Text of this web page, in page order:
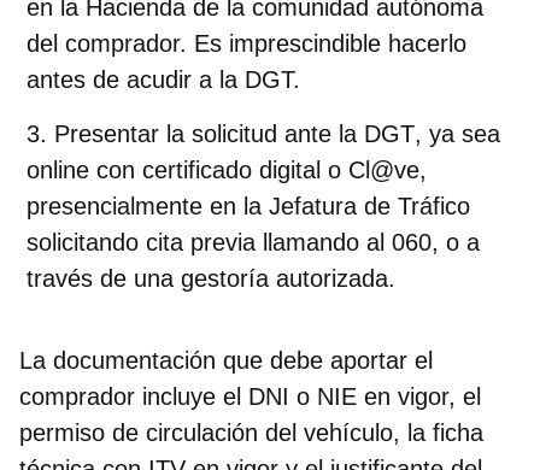
en la Hacienda de la comunidad autónoma
del comprador. Es imprescindible hacerlo
antes de acudir a la DGT.
Presentar la solicitud ante la DGT, ya sea
online con certificado digital o Cl@ve,
presencialmente en la Jefatura de Tráfico
solicitando cita previa llamando al 060, o a
través de una gestoría autorizada.
La documentación que debe aportar el
comprador incluye el DNI o NIE en vigor, el
permiso de circulación del vehículo, la ficha